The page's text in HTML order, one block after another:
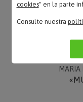
cookies" en la parte
Consulte nuestra